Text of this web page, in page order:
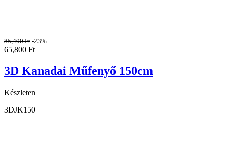
85,400Ft -23%
65,800 Ft
3D Kanadai Műfenyő 150cm
Készleten
3DJK150